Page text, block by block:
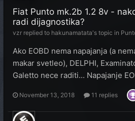
Fiat Punto mk.2b 1.2 8v -
radi dijagnostika?
vzr replied to hakunamatata's topic in
Ako EOBD nema napajanja (a
makar svetleo), DELPHI,
Galetto nece raditi... Napajanje
November 13, 2018 11 replies